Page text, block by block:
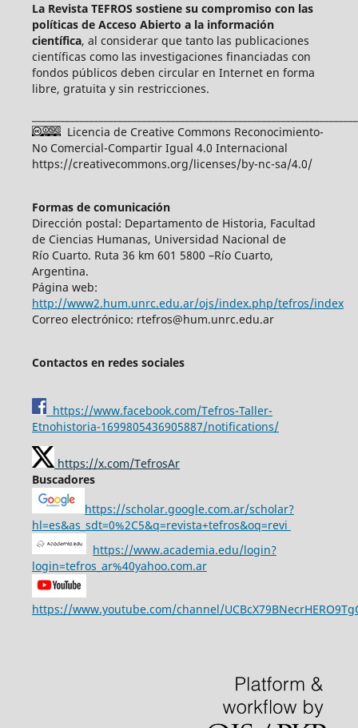
La Revista TEFROS sostiene su compromiso con las
políticas de Acceso Abierto a la información
científica, al considerar que tanto las publicaciones
científicas como las investigaciones financiadas con
fondos públicos deben circular en Internet en forma
libre, gratuita y sin restricciones.
Licencia de Creative Commons Reconocimiento-
No Comercial-Compartir Igual 4.0 Internacional
https://creativecommons.org/licenses/by-nc-sa/4.0/
Formas de comunicación
Dirección postal: Departamento de Historia, Facultad
de Ciencias Humanas, Universidad Nacional de
Río Cuarto. Ruta 36 km 601 5800 –Río Cuarto,
Argentina.
Página web:
http://www2.hum.unrc.edu.ar/ojs/index.php/tefros/index
Correo electrónico: rtefros@hum.unrc.edu.ar
Contactos en redes sociales
https://www.facebook.com/Tefros-Taller-
Etnohistoria-1699805436905887/notifications/
https://x.com/TefrosAr
Buscadores
https://scholar.google.com.ar/scholar?
hl=es&as_sdt=0%2C5&q=revista+tefros&oq=revi
https://www.academia.edu/login?
login=tefros_ar%40yahoo.com.ar
https://www.youtube.com/channel/